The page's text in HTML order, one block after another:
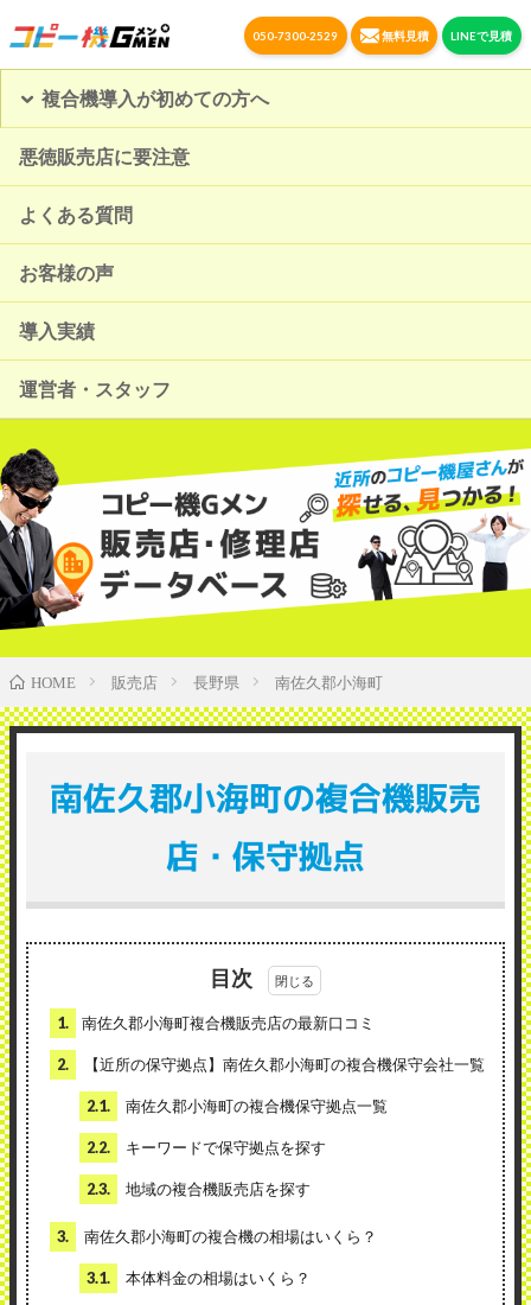
050-7300-2529 無料見積 LINEで見積
複合機導入が初めての方へ
悪徳販売店に要注意
よくある質問
お客様の声
導入実績
運営者・スタッフ
HOME 販売店 長野県 南佐久郡小海町
南佐久郡小海町の複合機販売
店・保守拠点
目次
1. 南佐久郡小海町複合機販売店の最新口コミ
2. 【近所の保守拠点】南佐久郡小海町の複合機保守会社一覧
2.1. 南佐久郡小海町の複合機保守拠点一覧
2.2. キーワードで保守拠点を探す
2.3. 地域の複合機販売店を探す
3. 南佐久郡小海町の複合機の相場はいくら？
3.1. 本体料金の相場はいくら？